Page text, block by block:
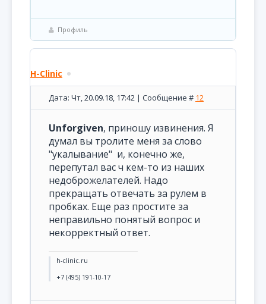
Профиль
H-Clinic
Дата: Чт, 20.09.18, 17:42 | Сообщение # 12
Unforgiven, приношу извинения. Я
думал вы тролите меня за слово
"укалывание" и, конечно же,
перепутал вас ч кем-то из наших
недоброжелателей. Надо
прекращать отвечать за рулем в
пробках. Еще раз простите за
неправильно понятый вопрос и
некорректный ответ.
h-clinic.ru
+7 (495) 191-10-17